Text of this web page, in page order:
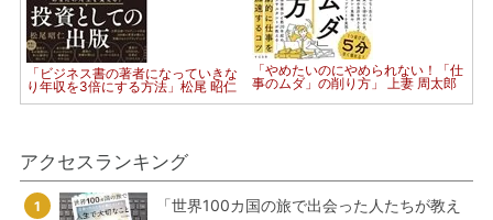
「ビジネス書の著者になっていきな
り年収を3倍にする方法」松尾 昭仁
「やめたいのにやめられない！「仕
事のムダ」の削り方」 上妻 周太郎
アクセスランキング
1
「世界100カ国の旅で出会った人たちが教え